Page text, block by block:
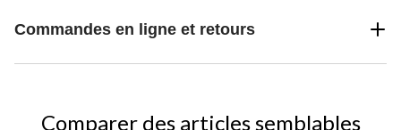
Commandes en ligne et retours
Comparer des articles semblables